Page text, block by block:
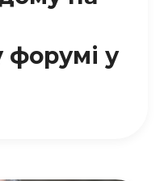
форумі у